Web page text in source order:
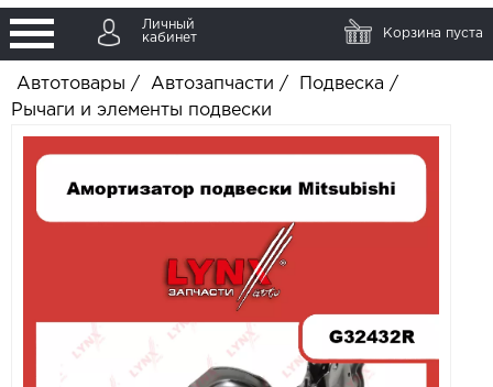
Личный
кабинет
Корзина пуста
Автотовары / Автозапчасти / Подвеска /
Рычаги и элементы подвески